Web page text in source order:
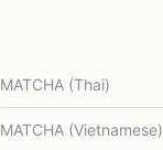
MATCHA (Thai)
MATCHA (Vietnamese)